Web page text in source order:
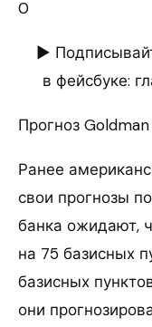
0
►
в фейсбуке:
Прогноз
Ранее
свои прогнозы
банка ожидают,
на 75 базисных
базисных
они